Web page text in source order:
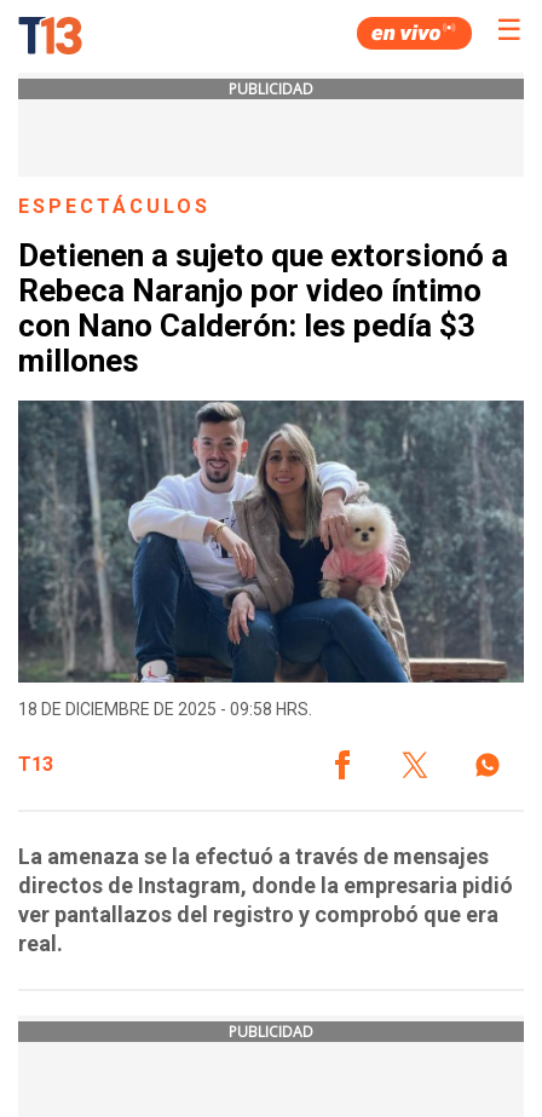
☰
PUBLICIDAD
ESPECTÁCULOS
Detienen a sujeto que extorsionó a
Rebeca Naranjo por video íntimo
con Nano Calderón: les pedía $3
millones
18 DE DICIEMBRE DE 2025 - 09:58 HRS.
T13
La amenaza se la efectuó a través de mensajes
directos de Instagram, donde la empresaria pidió
ver pantallazos del registro y comprobó que era
real.
PUBLICIDAD